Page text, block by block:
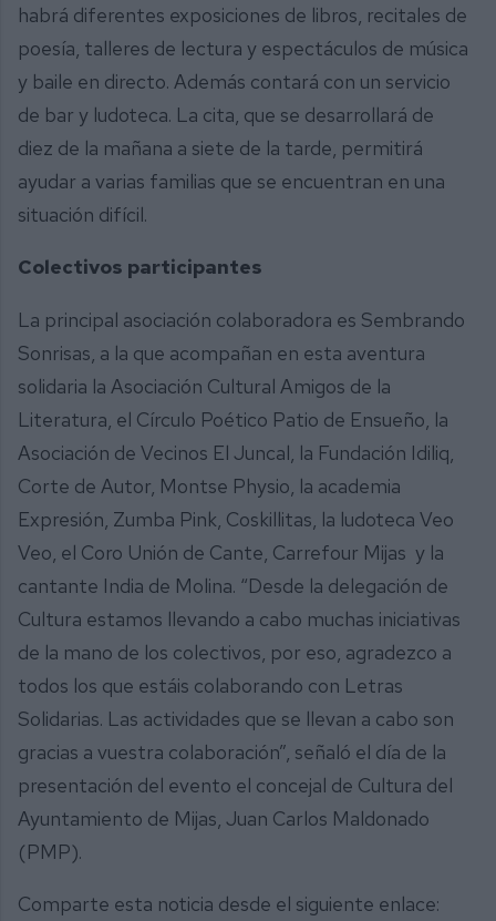
habrá diferentes exposiciones de libros, recitales de
poesía, talleres de lectura y espectáculos de música
y baile en directo. Además contará con un servicio
de bar y ludoteca. La cita, que se desarrollará de
diez de la mañana a siete de la tarde, permitirá
ayudar a varias familias que se encuentran en una
situación difícil.
Colectivos participantes
La principal asociación colaboradora es Sembrando
Sonrisas, a la que acompañan en esta aventura
solidaria la Asociación Cultural Amigos de la
Literatura, el Círculo Poético Patio de Ensueño, la
Asociación de Vecinos El Juncal, la Fundación Idiliq,
Corte de Autor, Montse Physio, la academia
Expresión, Zumba Pink, Coskillitas, la ludoteca Veo
Veo, el Coro Unión de Cante, Carrefour Mijas y la
cantante India de Molina. “Desde la delegación de
Cultura estamos llevando a cabo muchas iniciativas
de la mano de los colectivos, por eso, agradezco a
todos los que estáis colaborando con Letras
Solidarias. Las actividades que se llevan a cabo son
gracias a vuestra colaboración”, señaló el día de la
presentación del evento el concejal de Cultura del
Ayuntamiento de Mijas, Juan Carlos Maldonado
(PMP).
Comparte esta noticia desde el siguiente enlace: